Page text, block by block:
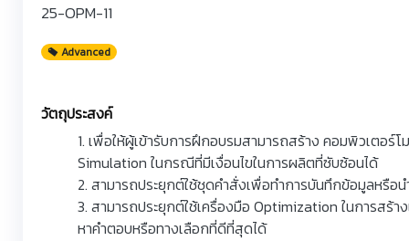
25-OPM-11
Advanced
วัตถุประสงค์
1. เพื่อให้ผู้เข้ารับการฝึกอบรมสามารถสร้าง คอมพิวเตอร์
Simulation ในกรณีที่มีเงื่อนไขในการผลิตที่ซับซ้อนได้
2. สามารถประยุกต์ใช้ชุดคำสั่งเพื่อทำการบันทึกข้อมูลหรือ
3. สามารถประยุกต์ใช้เครื่องมือ Optimization ในการสร้
หาคำตอบหรือทางเลือกที่ดีที่สุดได้